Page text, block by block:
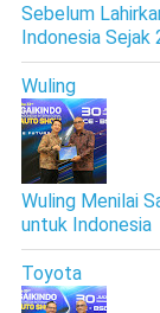
Sebelum
Indonesia Sejak
Wuling
Wuling Menilai
untuk Indonesia
Toyota